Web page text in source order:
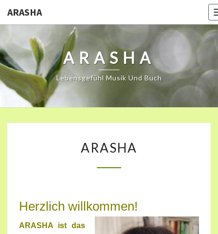
ARASHA
ARASHA
Lebensgefühl Musik Und Buch
ARASHA
Herzlich willkommen!
ARASHA ist das